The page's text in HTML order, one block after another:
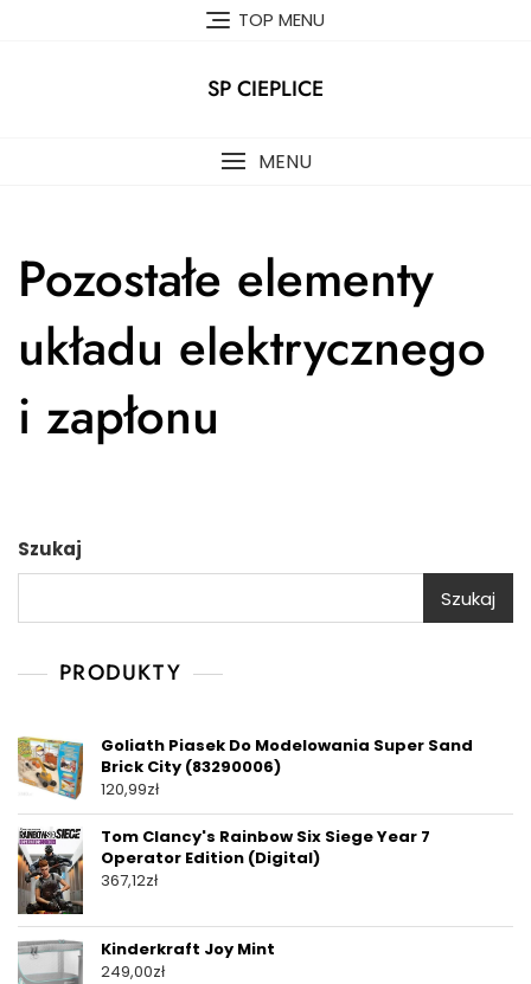
TOP MENU
SP CIEPLICE
MENU
Pozostałe elementy
układu elektrycznego
i zapłonu
Szukaj
Szukaj
PRODUKTY
Goliath Piasek Do Modelowania Super Sand
Brick City (83290006)
120,99zł
Tom Clancy's Rainbow Six Siege Year 7
Operator Edition (Digital)
367,12zł
Kinderkraft Joy Mint
249,00zł